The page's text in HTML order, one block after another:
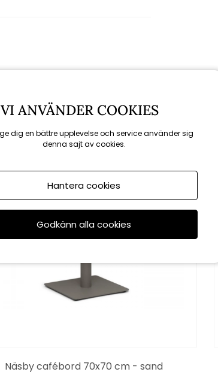
8
Näsby cafébord 70x70 cm - sand
VI ANVÄNDER COOKIES
dig en bättre upplevelse och service använder sig
denna sajt av cookies.
Hantera cookies
Godkänn alla cookies